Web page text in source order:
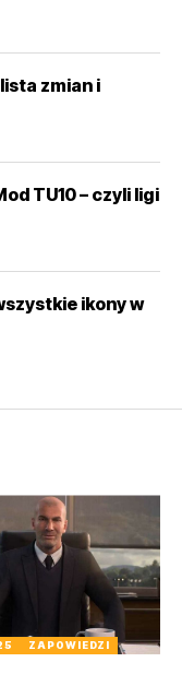
zmian i
TU10 – czyli ligi
ikony w
ZAPOWIEDZI